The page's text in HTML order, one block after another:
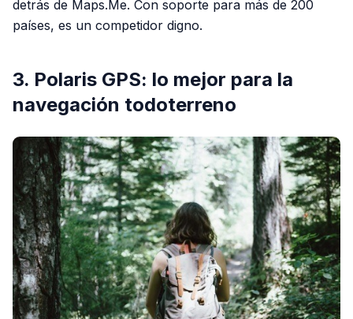
detrás de Maps.Me. Con soporte para más de 200
países, es un competidor digno.
3. Polaris GPS: lo mejor para la
navegación todoterreno